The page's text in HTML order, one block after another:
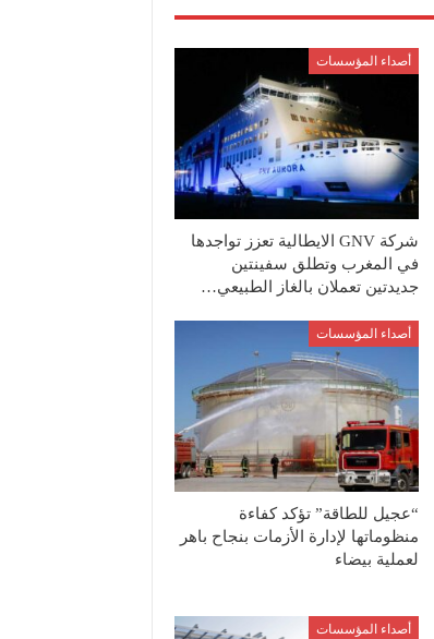
أصداء المؤسسات
شركة GNV الايطالية تعزز تواجدها
في المغرب وتطلق سفينتين
جديدتين تعملان بالغاز الطبيعي…
أصداء المؤسسات
“عجيل للطاقة” تؤكد كفاءة
منظوماتها لإدارة الأزمات بنجاح باهر
لعملية بيضاء
أصداء المؤسسات